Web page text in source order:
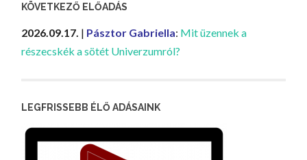
KÖVETKEZŐ ELŐADÁS
2026.09.17. | Pásztor Gabriella: Mit üzennek a
részecskék a sötét Univerzumról?
LEGFRISSEBB ÉLŐ ADÁSAINK